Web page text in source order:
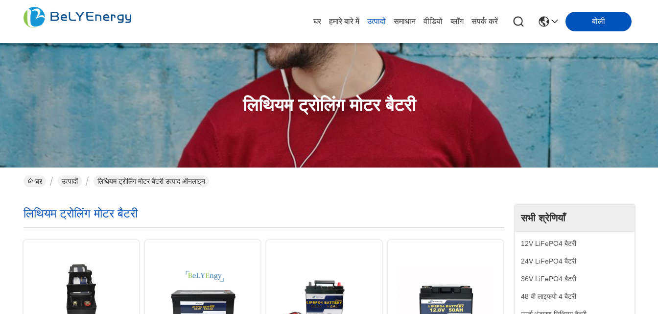
घर हमारे बारे में उत्पादों समाधान वीडियो ब्लॉग संपर्क करें बोली
लिथियम ट्रोलिंग मोटर बैटरी
घर उत्पादों लिथियम ट्रोलिंग मोटर बैटरी उत्पाद ऑनलाइन
सभी श्रेणियाँ
12V LiFePO4 बैटरी
24V LiFePO4 बैटरी
36V LiFePO4 बैटरी
48 वी लाइफपो 4 बैटरी
लिथियम ट्रोलिंग मोटर बैटरी